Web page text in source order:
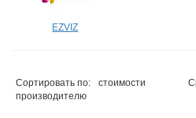
EZVIZ
Сортировать по:
стоимости
производителю